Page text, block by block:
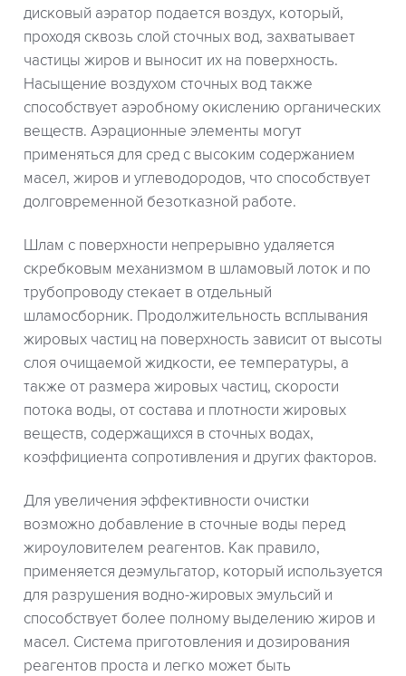
дисковый аэратор подается воздух, который,
проходя сквозь слой сточных вод, захватывает
частицы жиров и выносит их на поверхность.
Насыщение воздухом сточных вод также
способствует аэробному окислению органических
веществ. Аэрационные элементы могут
применяться для сред с высоким содержанием
масел, жиров и углеводородов, что способствует
долговременной безотказной работе.
Шлам с поверхности непрерывно удаляется
скребковым механизмом в шламовый лоток и по
трубопроводу стекает в отдельный
шламосборник. Продолжительность всплывания
жировых частиц на поверхность зависит от высоты
слоя очищаемой жидкости, ее температуры, а
также от размера жировых частиц, скорости
потока воды, от состава и плотности жировых
веществ, содержащихся в сточных водах,
коэффициента сопротивления и других факторов.
Для увеличения эффективности очистки
возможно добавление в сточные воды перед
жироуловителем реагентов. Как правило,
применяется деэмульгатор, который используется
для разрушения водно-жировых эмульсий и
способствует более полному выделению жиров и
масел. Система приготовления и дозирования
реагентов проста и легко может быть